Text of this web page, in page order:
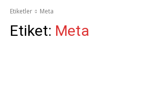
Etiketler Meta
Etiket: Meta